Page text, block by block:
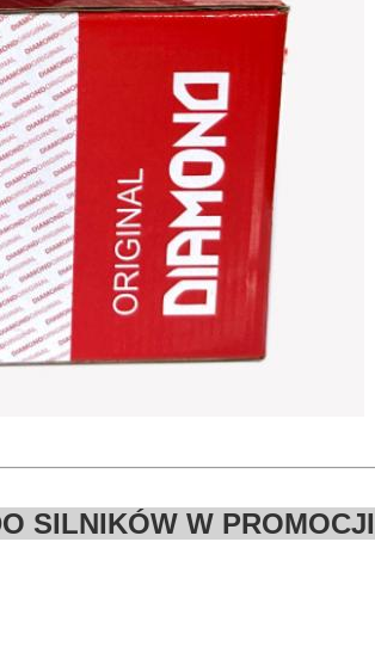
SILNIKÓW W PROMOCJI